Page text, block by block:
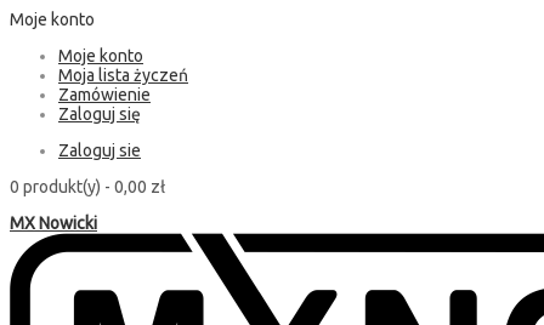
Moje konto
Moje konto
Moja lista życzeń
Zamówienie
Zaloguj się
Zaloguj sie
0 produkt(y) - 0,00 zł
MX Nowicki